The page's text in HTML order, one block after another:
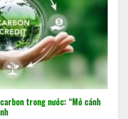
trong nước: “Mở cánh